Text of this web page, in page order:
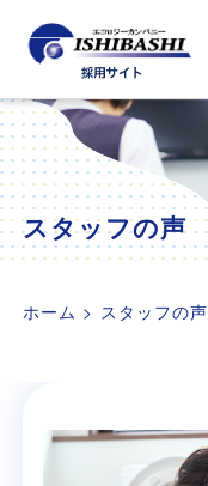
スタッフの声
ホーム > スタッフの声